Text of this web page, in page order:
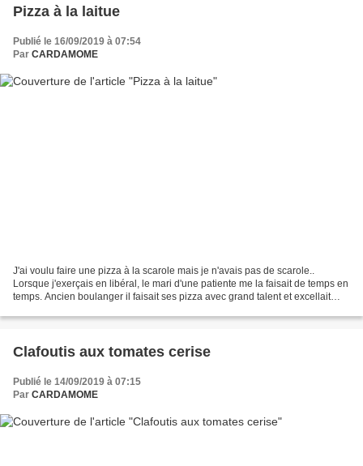
Pizza à la laitue
Publié le 16/09/2019 à 07:54
Par CARDAMOME
J'ai voulu faire une pizza à la scarole mais je n'avais pas de scarole..
Lorsque j'exerçais en libéral, le mari d'une patiente me la faisait de temps en
temps. Ancien boulanger il faisait ses pizza avec grand talent et excellait
Clafoutis aux tomates cerise
Publié le 14/09/2019 à 07:15
Par CARDAMOME